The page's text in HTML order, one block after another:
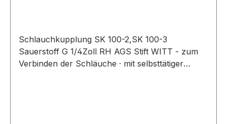
Schlauchkupplung SK 100-2,SK 100-3
Sauerstoff G 1/4Zoll RH AGS Stift WITT - zum
Verbinden der Schläuche · mit selbsttätiger